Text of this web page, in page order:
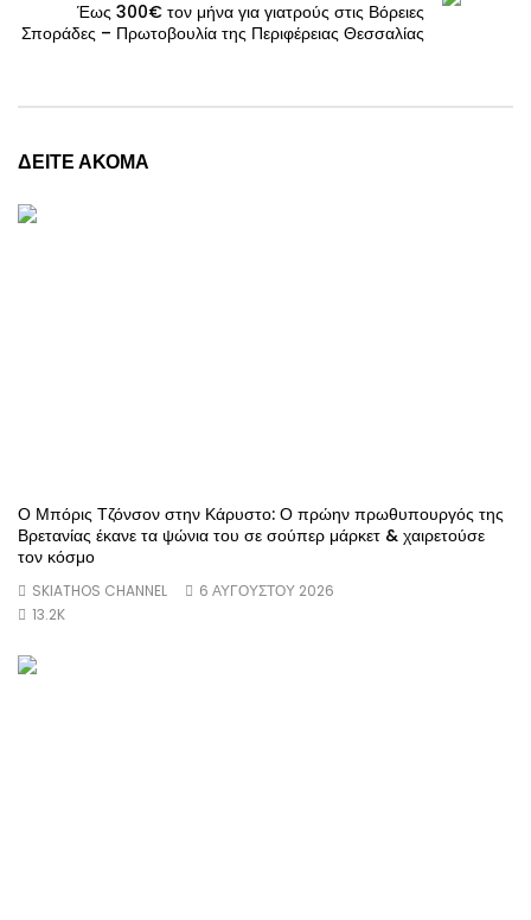
Έως 300€ τον μήνα για γιατρούς στις Βόρειες
Σποράδες – Πρωτοβουλία της Περιφέρειας Θεσσαλίας
ΔΕΙΤΕ ΑΚΟΜΑ
Ο Μπόρις Τζόνσον στην Κάρυστο: Ο πρώην πρωθυπουργός της
Βρετανίας έκανε τα ψώνια του σε σούπερ μάρκετ & χαιρετούσε
τον κόσμο
SKIATHOS CHANNEL
6 ΑΥΓΟΎΣΤΟΥ 2026
13.2K